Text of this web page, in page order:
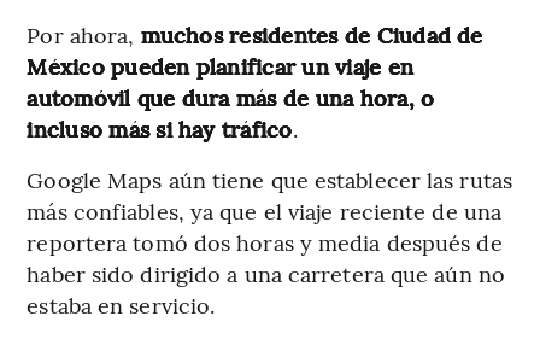
Por ahora, muchos residentes de Ciudad de
México pueden planificar un viaje en
automóvil que dura más de una hora, o
incluso más si hay tráfico.
Google Maps aún tiene que establecer las rutas
más confiables, ya que el viaje reciente de una
reportera tomó dos horas y media después de
haber sido dirigido a una carretera que aún no
estaba en servicio.